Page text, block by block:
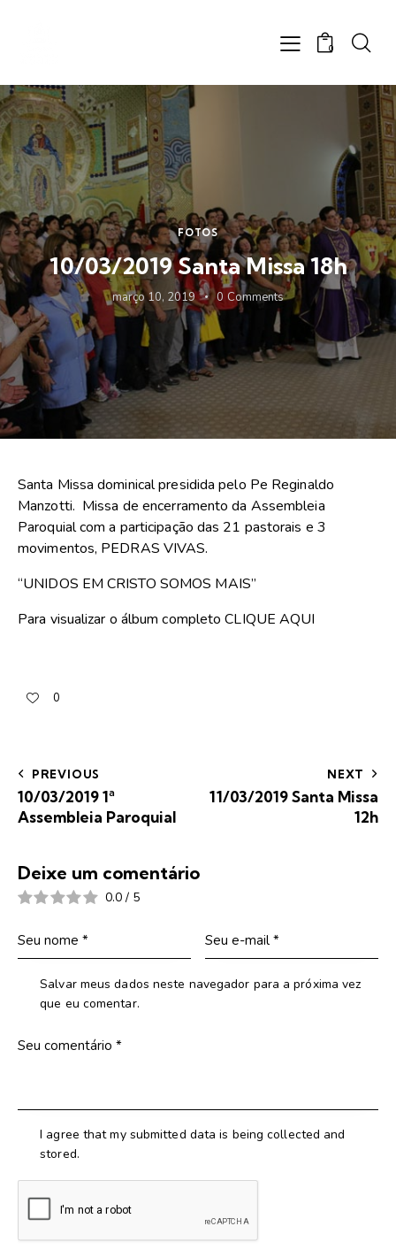
0
FOTOS
10/03/2019 Santa Missa 18h
março 10, 2019 0 Comments
Santa Missa dominical presidida pelo Pe Reginaldo
Manzotti. Missa de encerramento da Assembleia
Paroquial com a participação das 21 pastorais e 3
movimentos, PEDRAS VIVAS.
“UNIDOS EM CRISTO SOMOS MAIS”
Para visualizar o álbum completoCLIQUE AQUI
0
PREVIOUS
10/03/2019 1ª
Assembleia Paroquial
NEXT
11/03/2019 Santa Missa
12h
Deixe um comentário
0.0 / 5
Salvar meus dados neste navegador para a próxima vez
que eu comentar.
I agree that my submitted data is being collected and
stored.